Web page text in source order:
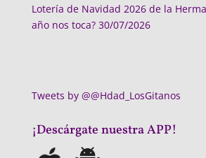
Lotería de Navidad 2026 de la
año nos toca? 30/07/2026
Tweets by @@Hdad_LosGitanos
¡Descárgate nuestra APP!